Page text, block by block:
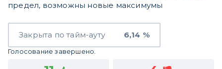
предел, возможны новые максимумы
Закрыта по тайм-ауту 6,14 %
Голосование завершено.